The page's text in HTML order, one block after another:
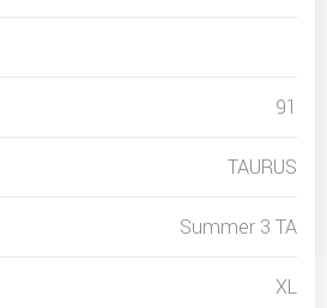
91
TAURUS
Summer 3 TA
XL